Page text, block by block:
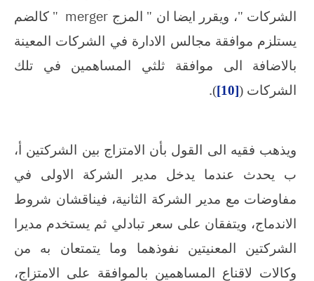
الشركات "، ويقرر ايضا ان " المزج merger
" كالضم
يستلزم موافقة مجالس الادارة في الشركات المعينة
بالاضافة الى موافقة ثلثي المساهمين في تلك
الشركات ([10]
)
.
ويذهب فقيه الى القول بأن الامتزاج بين الشركتين أ،
ب يحدث عندما يدخل مدير الشركة الاولى في
مفاوضات مع مدير الشركة الثانية، فيناقشان شروط
الاندماج، ويتفقان على سعر تبادلي ثم يستخدم مديرا
الشركتين المعنيتين نفوذهما وما يتمتعان به من
وكالات لاقناع المساهمين بالموافقة على الامتزاج،